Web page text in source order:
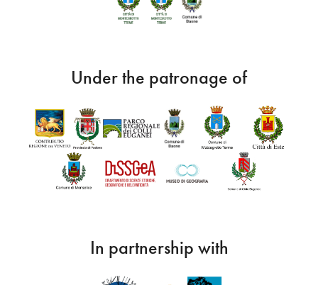
Under the patronage of
In partnership with